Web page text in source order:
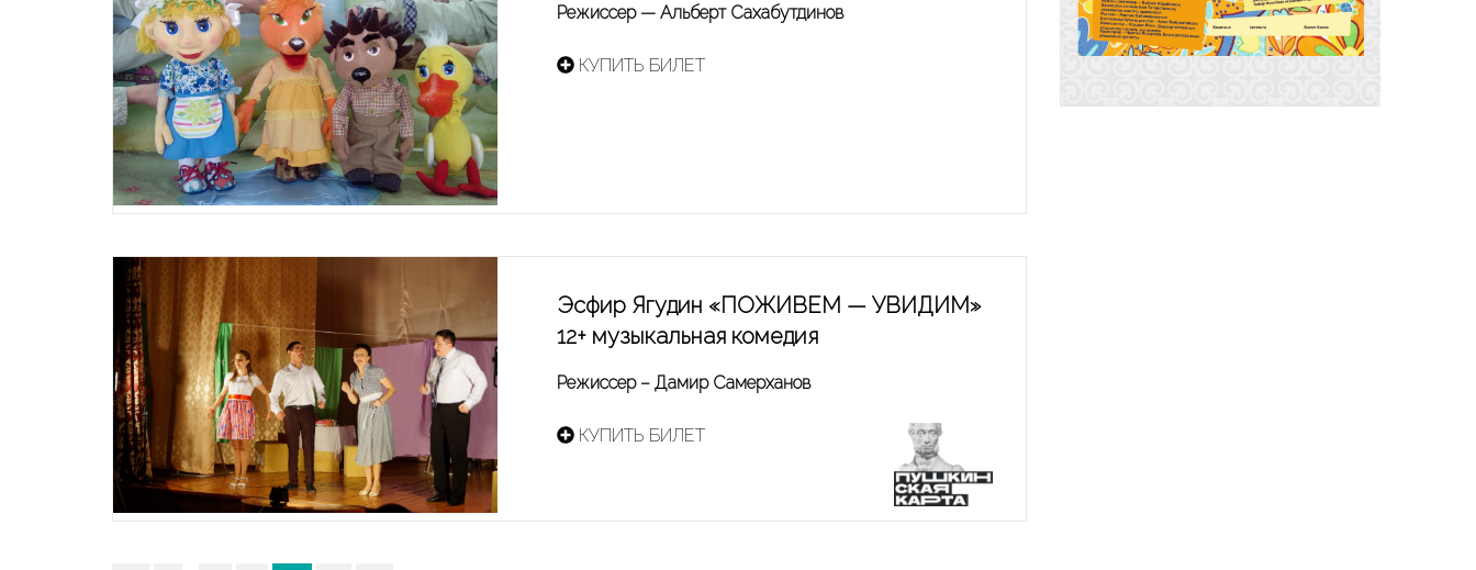
Режиссер — Альберт Сахабутдинов
КУПИТЬ БИЛЕТ
Эсфир Ягудин «ПОЖИВЕМ — УВИДИМ»
12+ музыкальная комедия
Режиссер – Дамир Самерханов
КУПИТЬ БИЛЕТ